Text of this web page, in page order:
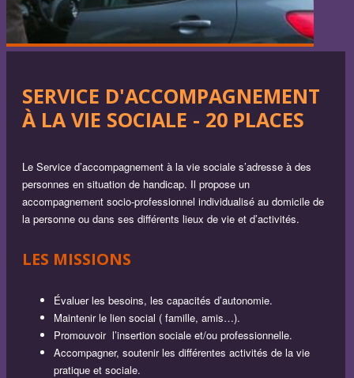
SERVICE D'ACCOMPAGNEMENT
À LA VIE SOCIALE - 20 PLACES
Le Service d’accompagnement à la vie sociale s’adresse à des
personnes en situation de handicap. Il propose un
accompagnement socio-professionnel individualisé au domicile de
la personne ou dans ses différents lieux de vie et d’activités.
LES MISSIONS
Évaluer les besoins, les capacités d’autonomie.
Maintenir le lien social ( famille, amis…).
Promouvoir l’insertion sociale et/ou professionnelle.
Accompagner, soutenir les différentes activités de la vie
pratique et sociale.